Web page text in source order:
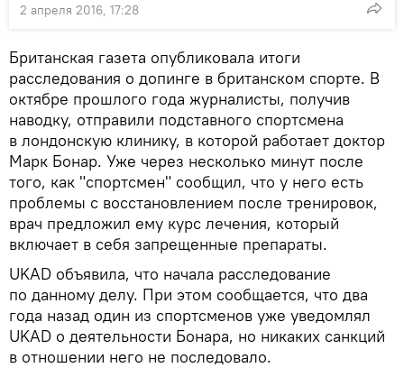
2 апреля 2016, 17:28
Британская газета опубликовала итоги
расследования о допинге в британском спорте. В
октябре прошлого года журналисты, получив
наводку, отправили подставного спортсмена
в лондонскую клинику, в которой работает доктор
Марк Бонар. Уже через несколько минут после
того, как "спортсмен" сообщил, что у него есть
проблемы с восстановлением после тренировок,
врач предложил ему курс лечения, который
включает в себя запрещенные препараты.
UKAD объявила, что начала расследование
по данному делу. При этом сообщается, что два
года назад один из спортсменов уже уведомлял
UKAD о деятельности Бонара, но никаких санкций
в отношении него не последовало.